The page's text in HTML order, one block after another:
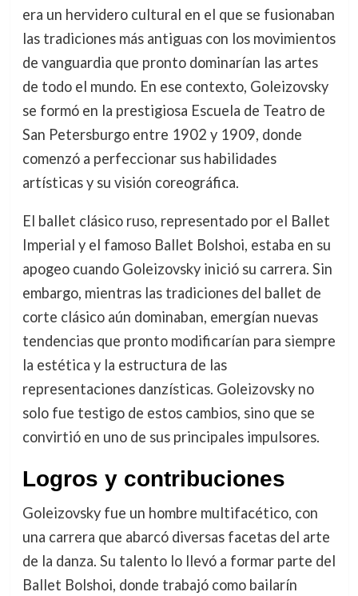
era un hervidero cultural en el que se fusionaban
las tradiciones más antiguas con los movimientos
de vanguardia que pronto dominarían las artes
de todo el mundo. En ese contexto, Goleizovsky
se formó en la prestigiosa Escuela de Teatro de
San Petersburgo entre 1902 y 1909, donde
comenzó a perfeccionar sus habilidades
artísticas y su visión coreográfica.
El ballet clásico ruso, representado por el Ballet
Imperial y el famoso Ballet Bolshoi, estaba en su
apogeo cuando Goleizovsky inició su carrera. Sin
embargo, mientras las tradiciones del ballet de
corte clásico aún dominaban, emergían nuevas
tendencias que pronto modificarían para siempre
la estética y la estructura de las
representaciones danzísticas. Goleizovsky no
solo fue testigo de estos cambios, sino que se
convirtió en uno de sus principales impulsores.
Logros y contribuciones
Goleizovsky fue un hombre multifacético, con
una carrera que abarcó diversas facetas del arte
de la danza. Su talento lo llevó a formar parte del
Ballet Bolshoi, donde trabajó como bailarín